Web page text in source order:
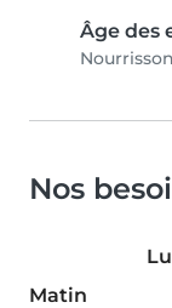
Âge des
Nourrisson
Nos
Matin